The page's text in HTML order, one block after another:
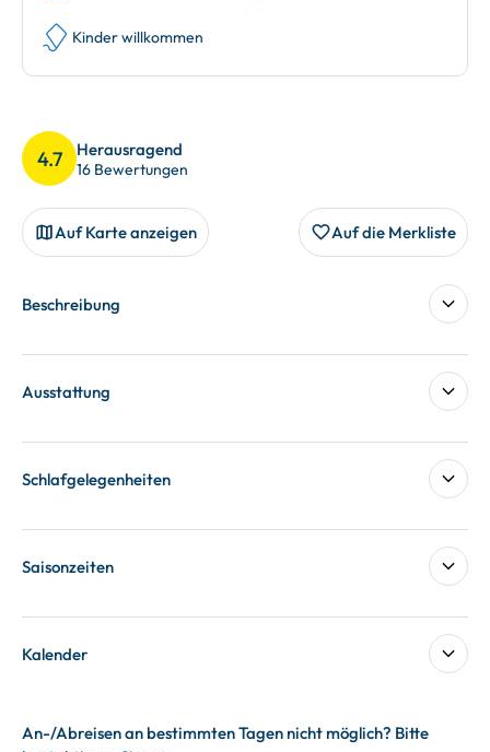
Kinder willkommen
4.7 Herausragend
16 Bewertungen
Auf Karte anzeigen Auf die Merkliste
Beschreibung
Ausstattung
Schlafgelegenheiten
Saisonzeiten
Kalender